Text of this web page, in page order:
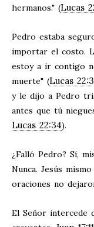
hermanos." (Lucas
Pedro estaba
importar el costo.
estoy a ir contigo
muerte" (Lucas
y le dijo a Pedro
antes que tú
Lucas 22:34).
¿Falló Pedro? Sí,
Nunca. Jesús
oraciones no
El Señor intercede